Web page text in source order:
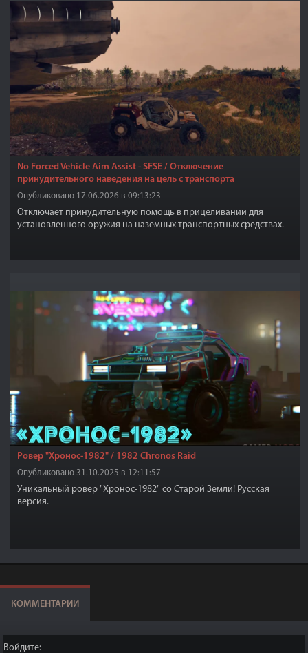
No Forced Vehicle Aim Assist - SFSE / Отключение
принудительного наведения на цель с транспорта
Опубликовано 17.06.2026 в 09:13:23
Отключает принудительную помощь в прицеливании для
установленного оружия на наземных транспортных средствах.
Ровер "Хронос-1982" / 1982 Chronos Raid
Опубликовано 31.10.2025 в 12:11:57
Уникальный ровер "Хронос-1982" со Старой Земли! Русская
версия.
КОММЕНТАРИИ
Войдите: